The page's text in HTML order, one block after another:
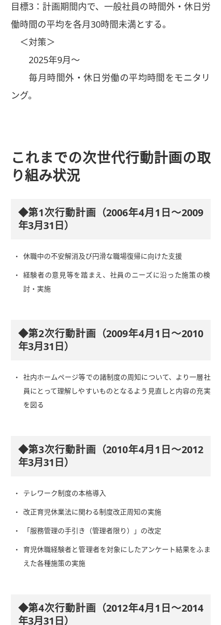
目標3：計画期間内で、一般社員の時間外・休日労
働時間の平均を各月30時間未満とする。
＜対策＞
2025年9月～
毎月時間外・休日労働の平均時間をモニタリ
ング。
これまでの次世代行動計画の取
り組み状況
◆第1次行動計画（2006年4月1日～2009
年3月31日）
休職中の不安解消及び円滑な職場復帰に向けた支援
経験者の意見等を踏まえ、社員のニーズに沿った施策の検
討・実施
◆第2次行動計画（2009年4月1日～2010
年3月31日）
社内ホームページ等での諸制度の周知について、より一層社
員にとって理解しやすいものとなるよう見直しと内容の充実
を図る
◆第3次行動計画（2010年4月1日～2012
年3月31日）
テレワーク制度の本格導入
改正育児休業法に関わる制度改正周知の実施
「服務管理の手引き（管理者限り）」の改定
育児休職経験者と管理者を対象にしたアンケート結果をふま
えた各種施策の実施
◆第4次行動計画（2012年4月1日～2014
年3月31日）